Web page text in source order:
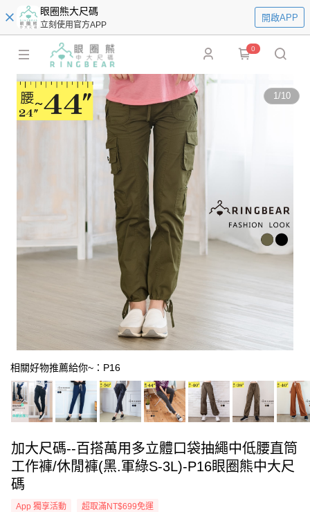
眼圈熊大尺碼
立刻使用官方APP
開啟APP
0
1/10
相關好物推薦給你~：P16
加大尺碼--百搭萬用多立體口袋抽繩中低腰直筒
工作褲/休閒褲(黑.軍綠S-3L)-P16眼圈熊中大尺
碼
App 獨享活動 超取滿NT$699免運